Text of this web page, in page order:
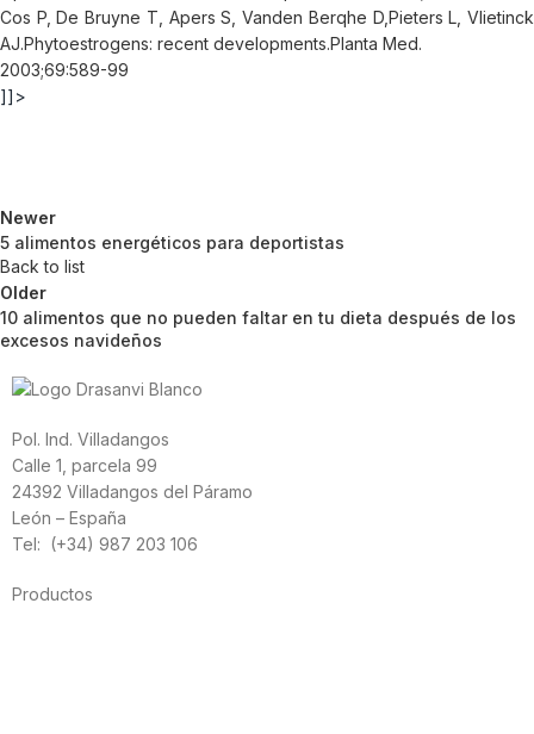
Cos P, De Bruyne T, Apers S, Vanden Berqhe D,Pieters L, Vlietinck
AJ.Phytoestrogens: recent developments.Planta Med.
2003;69:589-99
]]>
Newer
5 alimentos energéticos para deportistas
Back to list
Older
10 alimentos que no pueden faltar en tu dieta después de los
excesos navideños
Pol. Ind. Villadangos
Calle 1, parcela 99
24392 Villadangos del Páramo
León – España
Tel: (+34) 987 203 106
Productos